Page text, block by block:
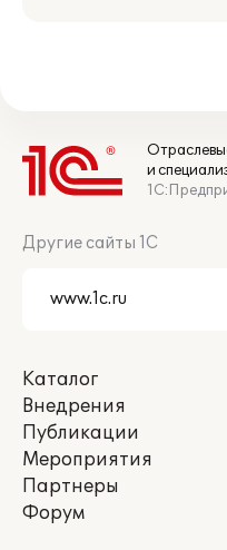
и
Другие сайты 1С
Каталог
Внедрения
Публикации
Мероприятия
Партнеры
Форум